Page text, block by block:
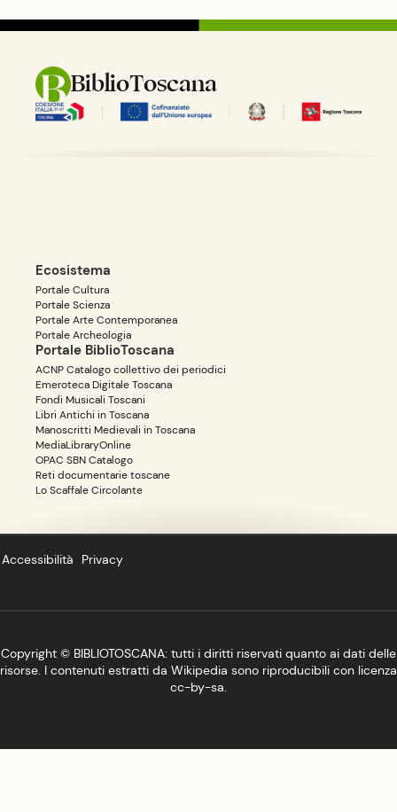
BiblioToscana
Ecosistema
Portale Cultura
Portale Scienza
Portale Arte Contemporanea
Portale Archeologia
Portale BiblioToscana
ACNP Catalogo collettivo dei periodici
Emeroteca Digitale Toscana
Fondi Musicali Toscani
Libri Antichi in Toscana
Manoscritti Medievali in Toscana
MediaLibraryOnline
OPAC SBN Catalogo
Reti documentarie toscane
Lo Scaffale Circolante
Accessibilità Privacy
Copyright © BIBLIOTOSCANA: tutti i diritti riservati quanto ai dati delle
risorse. I contenuti estratti da Wikipedia sono riproducibili con licenza
cc-by-sa.